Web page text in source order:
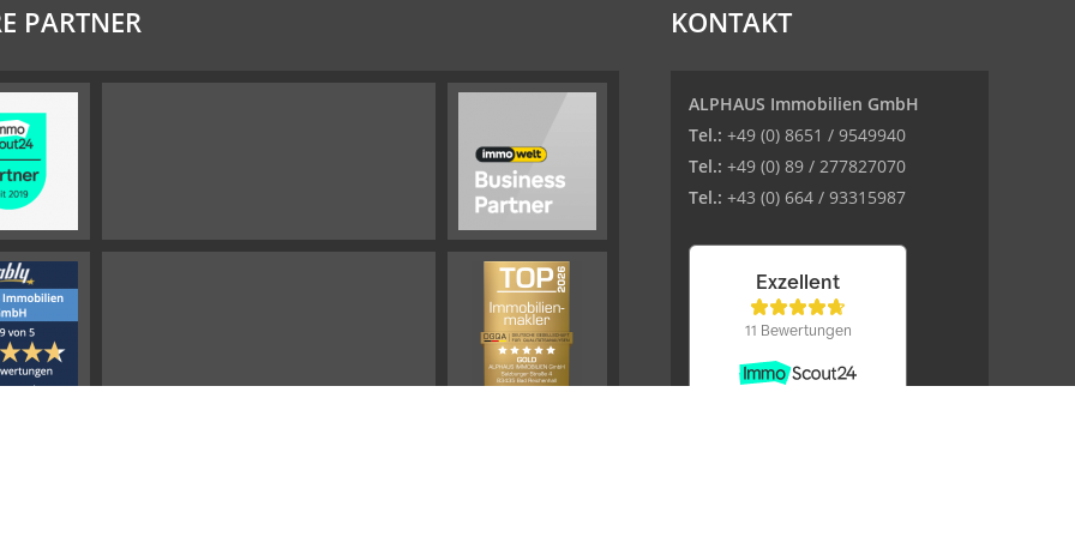
PARTNER KONTAKT
ALPHAUS Immobilien GmbH
Tel.: +49 (0) 8651 / 9549940
Tel.: +49 (0) 89 / 277827070
Tel.: +43 (0) 664 / 93315987